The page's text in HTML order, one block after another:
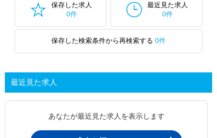
保存した求人
0件
最近見た求人
0件
保存した検索条件から再検索する 0件
最近見た求人
あなたが最近見た求人を表示します